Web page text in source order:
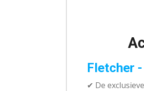
Fletcher
✔ De